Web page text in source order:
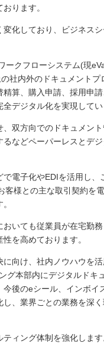
ります。
化しており、ビジネス
クフローシステム(現
社内外のドキュメントプ
算、購入申請、採用申請
デジタル化を実現してい
双方向でのドキュメン
などペーパーレスとデ
電子化やEDIを活用し、
様との主な取引契約を電
いても従業員が在宅勤
を高めております。
向け、社内ノウハウを
グ本部内にデジタルドキ
後のeシール、インボイ
、業界ごとの業務を深
ィング体制を強化しま